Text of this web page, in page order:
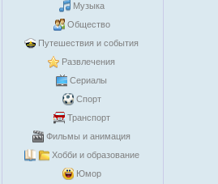
Музыка
Общество
Путешествия и события
Развлечения
Сериалы
Спорт
Транспорт
Фильмы и анимация
Хобби и образование
Юмор